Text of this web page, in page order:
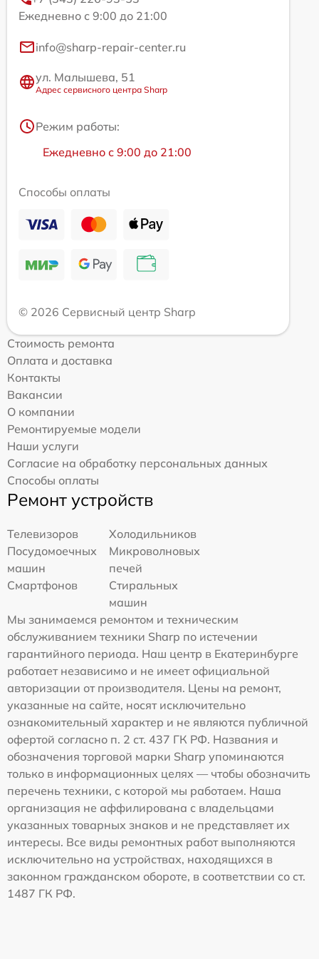
Ежедневно с 9:00 до 21:00
info@sharp-repair-center.ru
ул. Малышева, 51
Адрес сервисного центра Sharp
Режим работы:
Ежедневно с 9:00 до 21:00
Способы оплаты
© 2026 Сервисный центр Sharp
Стоимость ремонта
Оплата и доставка
Контакты
Вакансии
О компании
Ремонтируемые модели
Наши услуги
Согласие на обработку персональных данных
Способы оплаты
Ремонт устройств
Телевизоров
Холодильников
Посудомоечных
машин
Микроволновых
печей
Смартфонов
Стиральных
машин
Мы занимаемся ремонтом и техническим
обслуживанием техники Sharp по истечении
гарантийного периода. Наш центр в Екатеринбурге
работает независимо и не имеет официальной
авторизации от производителя. Цены на ремонт,
указанные на сайте, носят исключительно
ознакомительный характер и не являются публичной
офертой согласно п. 2 ст. 437 ГК РФ. Названия и
обозначения торговой марки Sharp упоминаются
только в информационных целях — чтобы обозначить
перечень техники, с которой мы работаем. Наша
организация не аффилирована с владельцами
указанных товарных знаков и не представляет их
интересы. Все виды ремонтных работ выполняются
исключительно на устройствах, находящихся в
законном гражданском обороте, в соответствии со ст.
1487 ГК РФ.